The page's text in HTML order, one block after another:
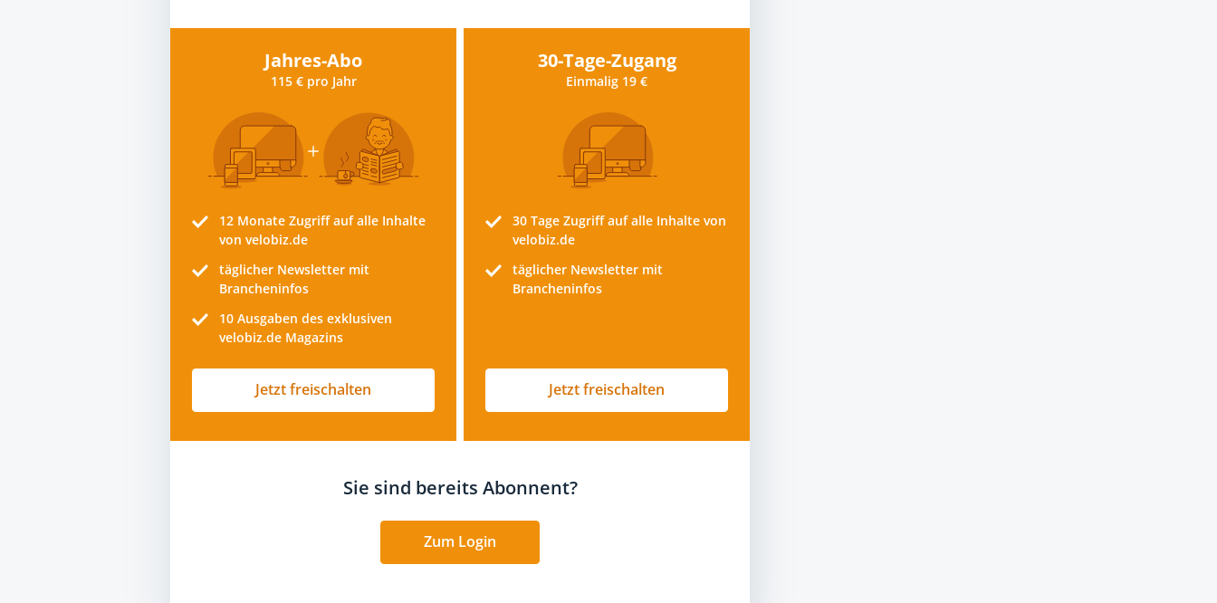
Jahres-Abo
115 € pro Jahr
12 Monate Zugriff auf alle Inhalte
von velobiz.de
täglicher Newsletter mit
Brancheninfos
10 Ausgaben des exklusiven
velobiz.de Magazins
Jetzt freischalten
30-Tage-Zugang
Einmalig 19 €
30 Tage Zugriff auf alle Inhalte von
velobiz.de
täglicher Newsletter mit
Brancheninfos
Jetzt freischalten
Sie sind bereits Abonnent?
Zum Login